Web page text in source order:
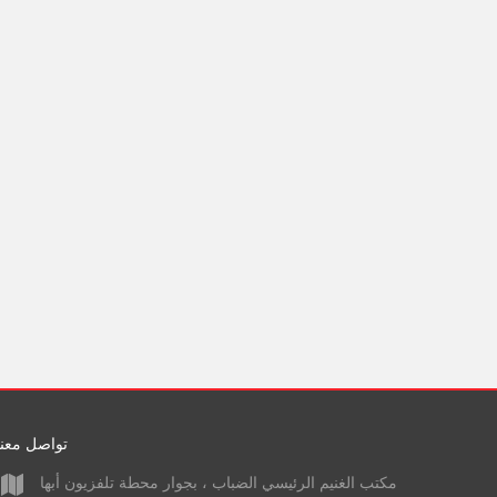
تواصل
مكتب الغنيم الرئيسي الضباب ، بجوار محطة تلفزيون أبها